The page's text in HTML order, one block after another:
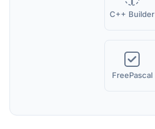
C++ Builder
FreePascal